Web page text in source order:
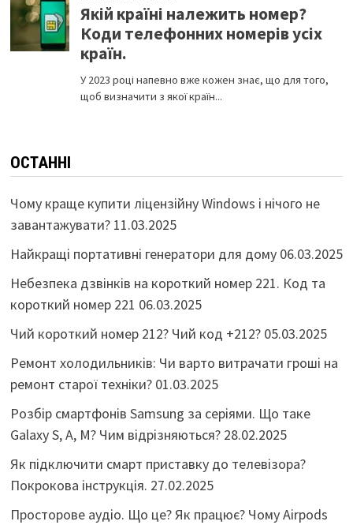
ОСТАННІ
Чому краще купити ліцензійну Windows і нічого не
завантажувати? 11.03.2025
Найкращі портативні генератори для дому 06.03.2025
Небезпека дзвінків на короткий номер 221. Код та
короткий номер 221 06.03.2025
Чий короткий номер 212? Чий код +212? 05.03.2025
Ремонт холодильників: Чи варто витрачати гроші на
ремонт старої техніки? 01.03.2025
Розбір смартфонів Samsung за серіями. Що таке
Galaxy S, A, M? Чим відрізняються? 28.02.2025
Як підключити смарт приставку до телевізора?
Покрокова інструкція. 27.02.2025
Просторове аудіо. Що це? Як працює? Чому Airpods